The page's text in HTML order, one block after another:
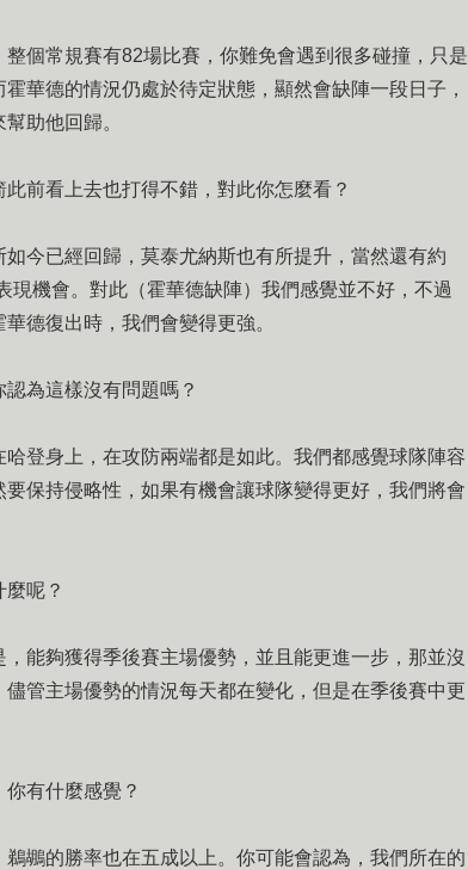
常規賽有82場比賽，你難免會遇到很多碰撞，只是
華德的情況仍處於待定狀態，顯然會缺陣一段日子，
助他回歸。
看上去也打得不錯，對此你怎麼看？
已經回歸，莫泰尤納斯也有所提升，當然還有約
現機會。對此（霍華德缺陣）我們感覺並不好，不過
德復出時，我們會變得更強。
為這樣沒有問題嗎？
身上，在攻防兩端都是如此。我們都感覺球隊陣容
保持侵略性，如果有機會讓球隊變得更好，我們將會
呢？
夠獲得季後賽主場優勢，並且能更進一步，那並沒
管主場優勢的情況每天都在變化，但是在季後賽中更
有什麼感覺？
的勝率也在五成以上。你可能會認為，我們所在的